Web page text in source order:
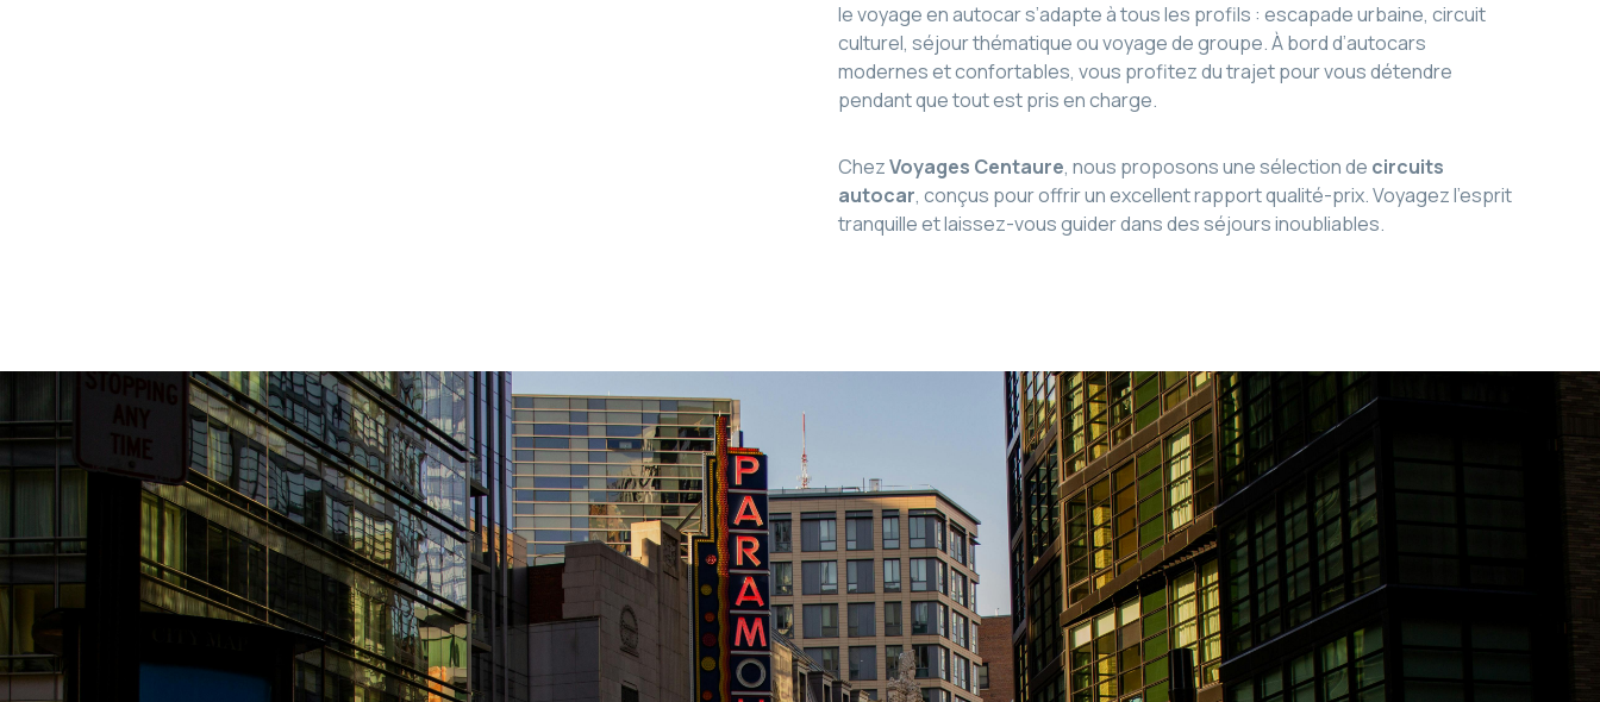
le voyage en autocar s’adapte à tous les profils : escapade urbaine, circuit
culturel, séjour thématique ou voyage de groupe. À bord d’autocars
modernes et confortables, vous profitez du trajet pour vous détendre
pendant que tout est pris en charge.
ChezVoyages Centaure, nous proposons une sélection de circuits
autocar, conçus pour offrir un excellent rapport qualité-prix. Voyagez l’esprit
tranquille et laissez-vous guider dans des séjours inoubliables.